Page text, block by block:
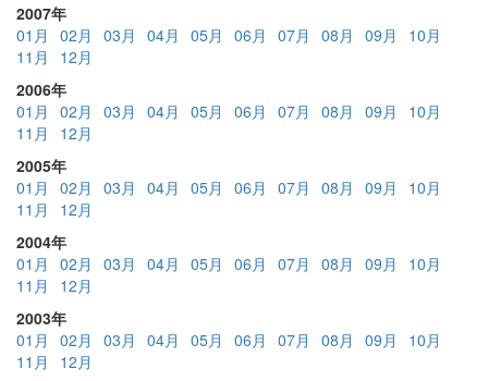
2007年
01月
02月 03月 04月 05月 06月 07月 08月 09月
10月
11月
12月
2006年
01月
02月 03月 04月 05月 06月 07月 08月 09月
10月
11月
12月
2005年
01月
02月 03月 04月 05月 06月 07月 08月 09月
10月
11月
12月
2004年
01月
02月 03月 04月 05月 06月 07月 08月 09月
10月
11月
12月
2003年
01月
02月 03月 04月 05月 06月 07月 08月 09月
10月
11月
12月